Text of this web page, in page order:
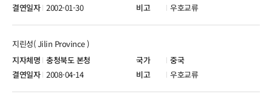
2002-01-30 우호교류
충청북도 본청 중국
지린성( Jilin Province )
2008-04-14 우호교류